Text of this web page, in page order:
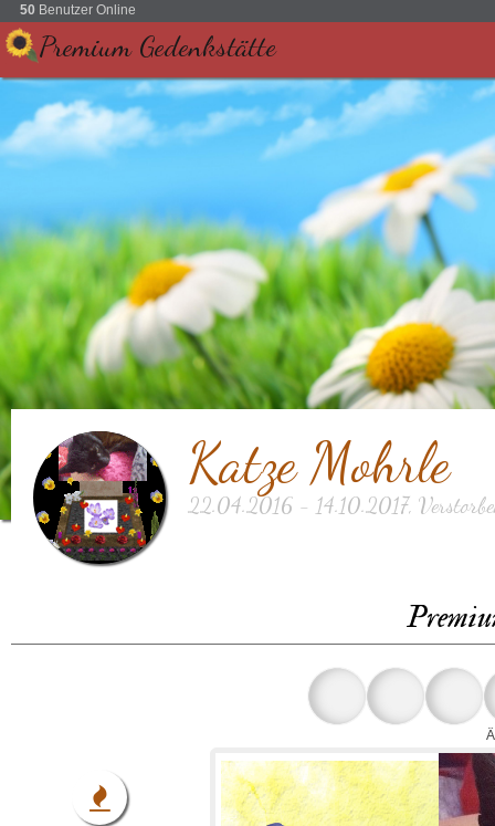
50 Benutzer Online
Premium Gedenkstätte
Katze Mohrle
22.04.2016 - 14.10.2017,